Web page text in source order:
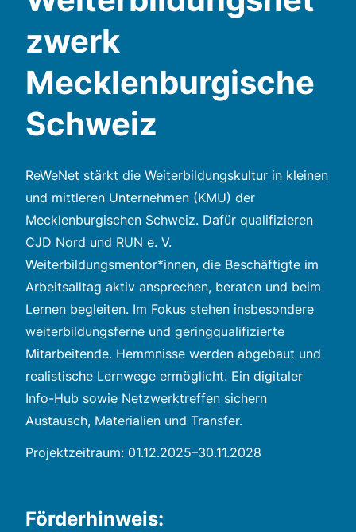
zwerk
Mecklenburgische
Schweiz
ReWeNet stärkt die Weiterbildungskultur in kleinen
und mittleren Unternehmen (KMU) der
Mecklenburgischen Schweiz. Dafür qualifizieren
CJD Nord und RUN e. V.
Weiterbildungsmentor*innen, die Beschäftigte im
Arbeitsalltag aktiv ansprechen, beraten und beim
Lernen begleiten. Im Fokus stehen insbesondere
weiterbildungsferne und geringqualifizierte
Mitarbeitende. Hemmnisse werden abgebaut und
realistische Lernwege ermöglicht. Ein digitaler
Info-Hub sowie Netzwerktreffen sichern
Austausch, Materialien und Transfer.
Projektzeitraum: 01.12.2025–30.11.2028
Förderhinweis: